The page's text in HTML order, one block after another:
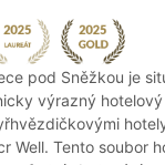
pod Sněžkou je
výrazný
Well. Tento soubor